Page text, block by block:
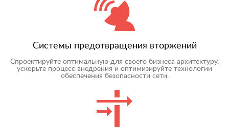
Системы предотвращения вторжений
Спроектируйте оптимальную для своего бизнеса архитектуру,
ускорьте процесс внедрения и оптимизируйте технологии
обеспечения безопасности сети.